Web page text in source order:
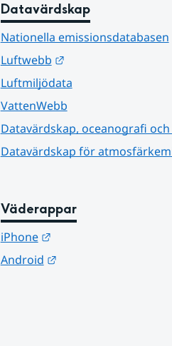
Datavärdskap
Nationella emissionsdatabasen
Luftwebb
Länk till annan
Luftmiljödata
VattenWebb
Datavärdskap, oceanografi
Datavärdskap för
Väderappar
iPhone
Länk till annan
Android
Länk till annan